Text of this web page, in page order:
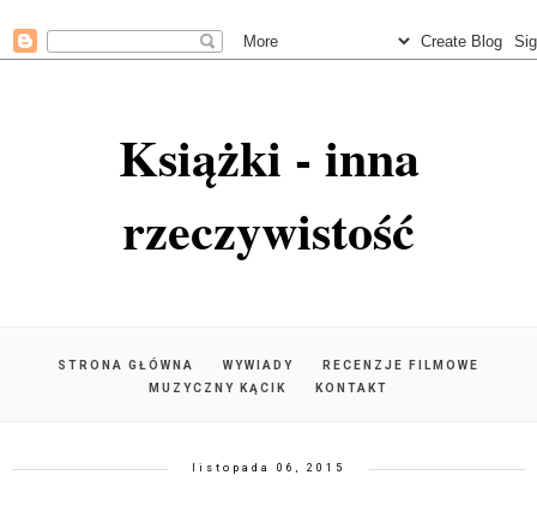
Książki - inna
rzeczywistość
STRONA GŁÓWNA WYWIADY
RECENZJE FILMOWE
MUZYCZNY KĄCIK
KONTAKT
listopada 06, 2015